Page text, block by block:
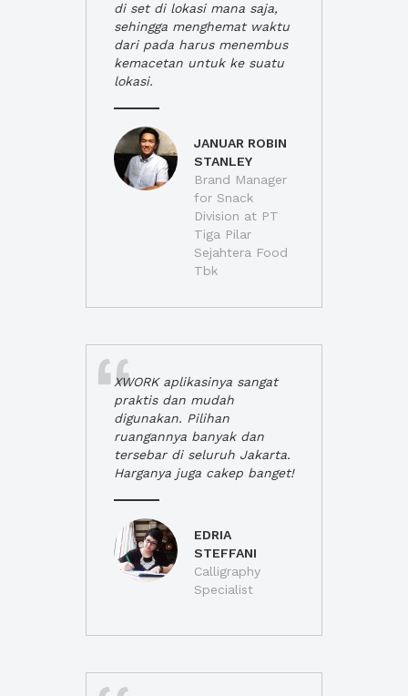
di set di lokasi mana saja,
sehingga menghemat waktu
dari pada harus menembus
kemacetan untuk ke suatu
lokasi.
JANUAR ROBIN
STANLEY
Brand Manager
for Snack
Division at PT
Tiga Pilar
Sejahtera Food
Tbk
XWORK aplikasinya sangat
praktis dan mudah
digunakan. Pilihan
ruangannya banyak dan
tersebar di seluruh Jakarta.
Harganya juga cakep banget!
EDRIA
STEFFANI
Calligraphy
Specialist